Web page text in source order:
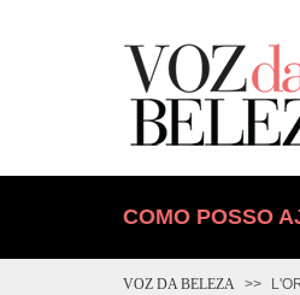
COMO POSSO
VOZ DA BELEZA